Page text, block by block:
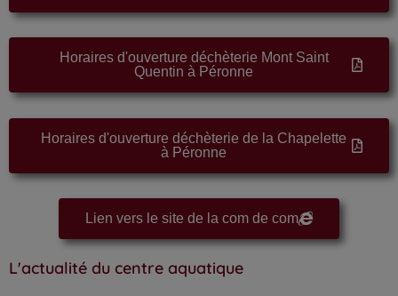
Horaires d'ouverture déchèterie Mont Saint
Quentin à Péronne
Horaires d'ouverture déchèterie de la Chapelette
à Péronne
Lien vers le site de la com de com
L'actualité du centre aquatique